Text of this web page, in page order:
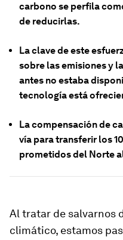
carbono se perfila
de reducirlas.
La clave de este
sobre las emisiones y
antes no estaba
tecnología está
La compensación de
vía para transferir los
prometidos del Norte
Al tratar de salvarnos
climático, estamos